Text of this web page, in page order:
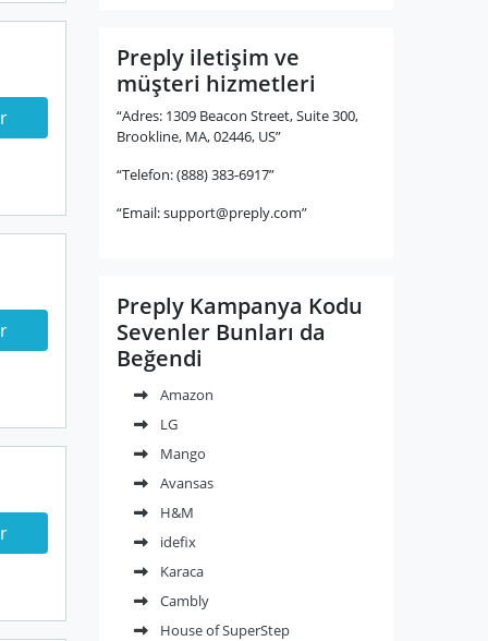
Preply iletişim ve
müşteri hizmetleri
“Adres: 1309 Beacon Street, Suite 300,
Brookline, MA, 02446, US”
“Telefon: (888) 383-6917”
“Email:support@preply.com”
Preply Kampanya Kodu
Sevenler Bunları da
Beğendi
Amazon
LG
Mango
Avansas
H&M
idefix
Karaca
Cambly
House of SuperStep